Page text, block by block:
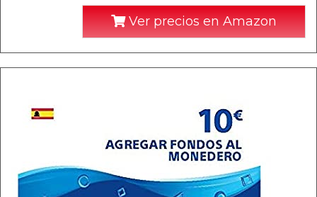
Ver precios en Amazon